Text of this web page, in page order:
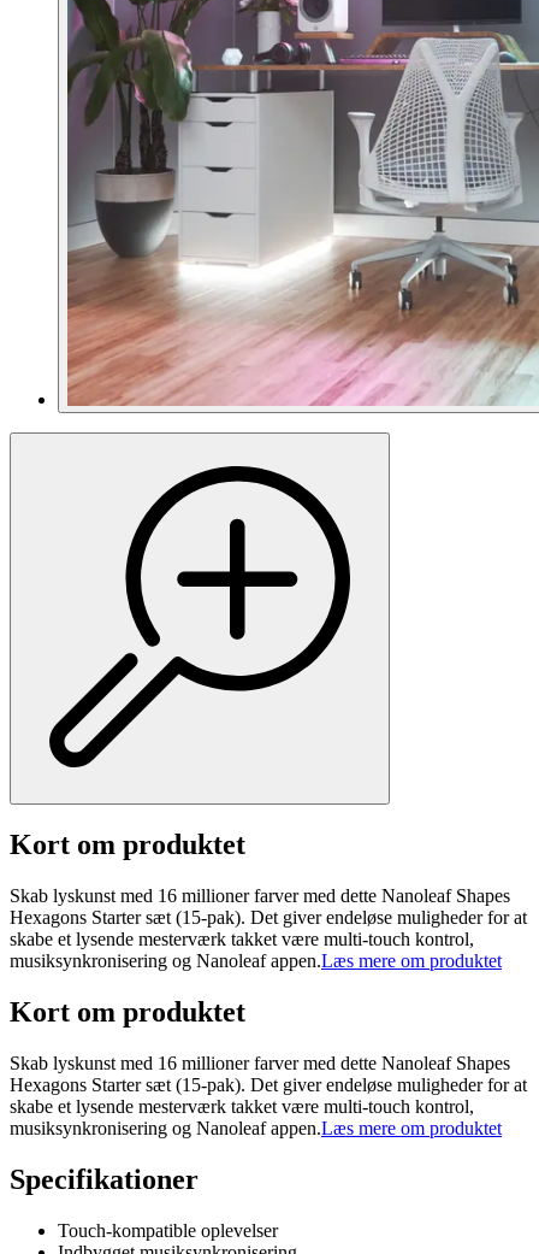
Kort om produktet
Skab lyskunst med 16 millioner farver med dette Nanoleaf Shapes
Hexagons Starter sæt (15-pak). Det giver endeløse muligheder for at
skabe et lysende mesterværk takket være multi-touch kontrol,
musiksynkronisering og Nanoleaf appen.Læs mere om produktet
Kort om produktet
Skab lyskunst med 16 millioner farver med dette Nanoleaf Shapes
Hexagons Starter sæt (15-pak). Det giver endeløse muligheder for at
skabe et lysende mesterværk takket være multi-touch kontrol,
musiksynkronisering og Nanoleaf appen.Læs mere om produktet
Specifikationer
Touch-kompatible oplevelser